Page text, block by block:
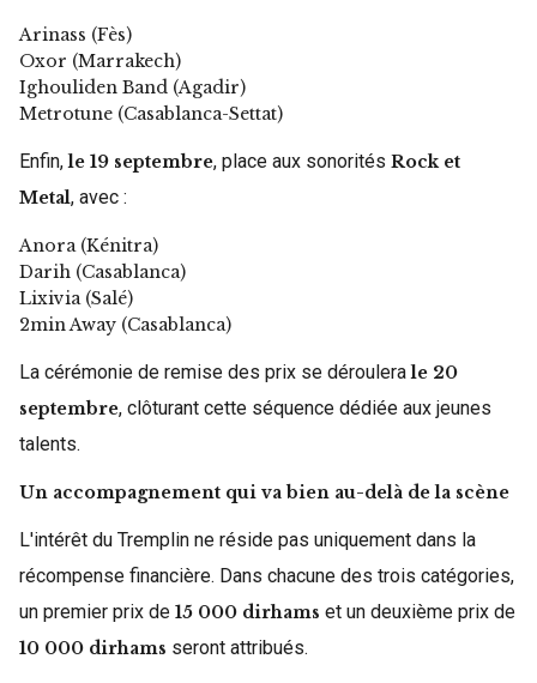
Arinass (Fès)
Oxor (Marrakech)
Ighouliden Band (Agadir)
Metrotune (Casablanca-Settat)
Enfin,le 19 septembre, place aux sonorités Rock et
Metal, avec :
Anora (Kénitra)
Darih (Casablanca)
Lixivia (Salé)
2min Away (Casablanca)
La cérémonie de remise des prix se déroulerale 20
septembre, clôturant cette séquence dédiée aux jeunes
talents.
Un accompagnement qui va bien au-delà de la scène
L'intérêt du Tremplin ne réside pas uniquement dans la
récompense financière. Dans chacune des trois catégories,
un premier prix de 15 000 dirhams et un deuxième prix de
10 000 dirhams seront attribués.